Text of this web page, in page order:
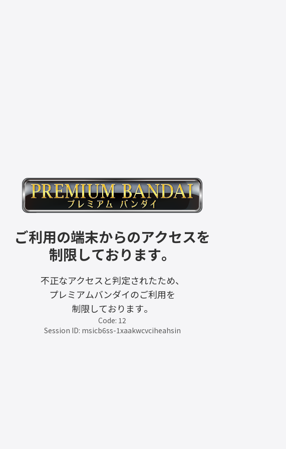
ご利用の端末からのアクセスを
制限しております。
不正なアクセスと判定されたため、
プレミアムバンダイのご利用を
制限しております。
Code: 12
Session ID: msicb6ss-1xaakwcvciheahsin